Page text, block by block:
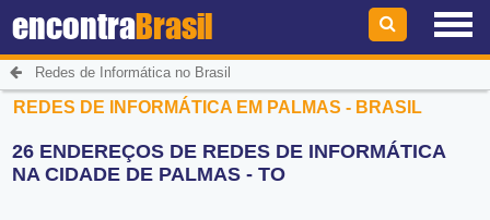
encontraBrasil
Redes de Informática no Brasil
REDES DE INFORMÁTICA EM PALMAS - BRASIL
26 ENDEREÇOS DE REDES DE INFORMÁTICA
NA CIDADE DE PALMAS - TO